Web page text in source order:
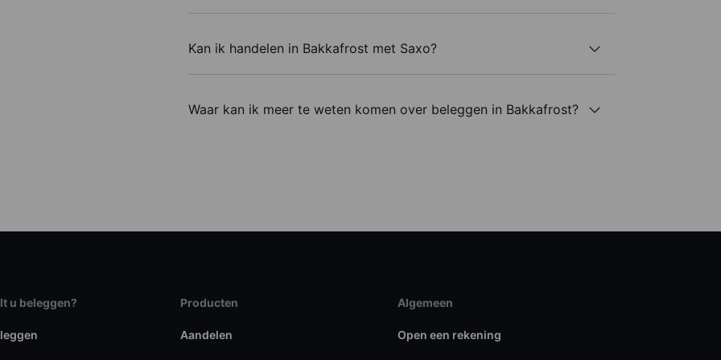
Kan ik handelen in Bakkafrost met Saxo?
Waar kan ik meer te weten komen over beleggen in Bakkafrost?
u beleggen? Producten
Aandelen
Algemeen
Open een rekening